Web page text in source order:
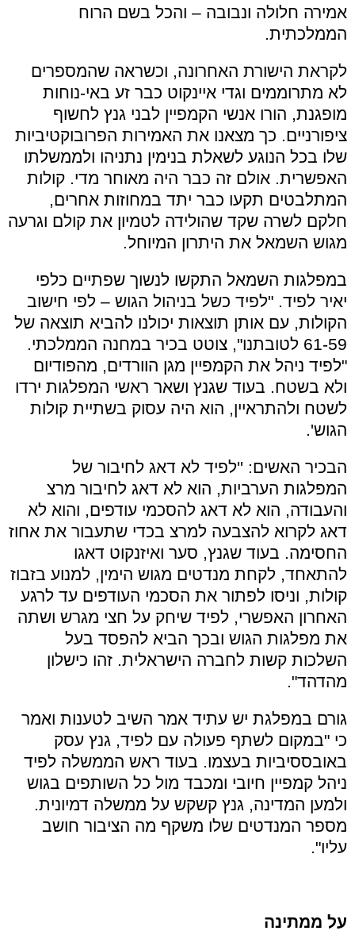
אמירה חלולה ונבובה – והכל בשם הרוח
הממלכתית.
לקראת הישורת האחרונה, וכשראה שהמספרים
לא מתרוממים וגדי איינקוט כבר זע באי-נוחות
מופגנת, הורו אנשי הקמפיין לבני גנץ לחשוף
ציפורניים. כך מצאנו את האמירות הפרובוקטיביות
שלו בכל הנוגע לשאלת בנימין נתניהו ולממשלתו
האפשרית. אולם זה כבר היה מאוחר מדי. קולות
המתלבטים תקעו כבר יתד במחוזות אחרים,
חלקם לשרה שקד שהולידה לטמיון את קולם וגרעה
מגוש השמאל את היתרון המיוחל.
במפלגות השמאל התקשו לנשוך שפתיים כלפי
יאיר לפיד. "לפיד כשל בניהול הגוש – לפי חישוב
הקולות, עם אותן תוצאות יכולנו להביא תוצאה של
61-59 לטובתנו", צוטט בכיר במחנה הממלכתי.
"לפיד ניהל את הקמפיין מגן הוורדים, מהפודיום
ולא בשטח. בעוד שגנץ ושאר ראשי המפלגות ירדו
לשטח ולהתראיין, הוא היה עסוק בשתיית קולות
הגוש'.
הבכיר האשים: ''לפיד לא דאג לחיבור של
המפלגות הערביות, הוא לא דאג לחיבור מרצ
והעבודה, הוא לא דאג להסכמי עודפים, והוא לא
דאג לקרוא להצבעה למרצ בכדי שתעבור את אחוז
החסימה. בעוד שגנץ, סער ואיזנקוט דאגו
להתאחד, לקחת מנדטים מגוש הימין, למנוע בזבוז
קולות, וניסו לפתור את הסכמי העודפים עד לרגע
האחרון האפשרי, לפיד שיחק על חצי מגרש ושתה
את מפלגות הגוש ובכך הביא להפסד בעל
השלכות קשות לחברה הישראלית. זהו כישלון
מהדהד".
גורם במפלגת יש עתיד אמר השיב לטענות ואמר
כי "במקום לשתף פעולה עם לפיד, גנץ עסק
באובססיביות בעצמו. בעוד ראש הממשלה לפיד
ניהל קמפיין חיובי ומכבד מול כל השותפים בגוש
ולמען המדינה, גנץ קשקש על ממשלה דמיונית.
מספר המנדטים שלו משקף מה הציבור חושב
עליו".
על ממתינה